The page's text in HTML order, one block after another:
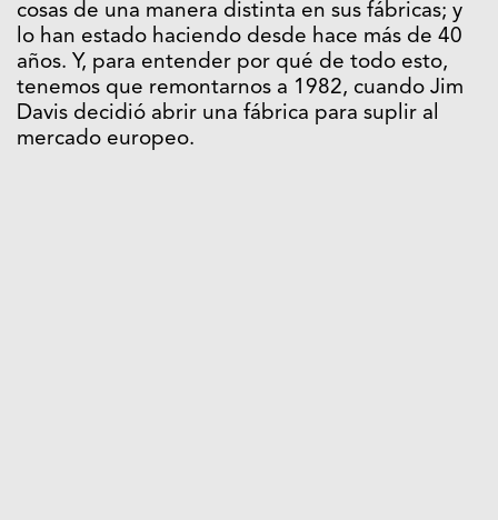
cosas de una manera distinta en sus fábricas; y
lo han estado haciendo desde hace más de 40
años. Y, para entender por qué de todo esto,
tenemos que remontarnos a 1982, cuando Jim
Davis decidió abrir una fábrica para suplir al
mercado europeo.